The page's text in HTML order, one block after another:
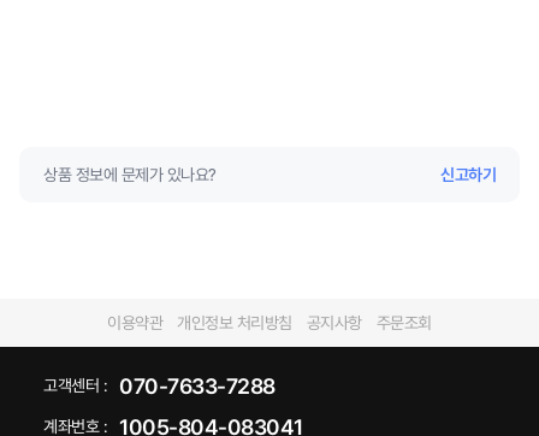
상품 정보에 문제가 있나요? 신고하기
이용약관 개인정보 처리방침 공지사항 주문조회
고객센터 : 070-7633-7288
계좌번호 : 1005-804-083041